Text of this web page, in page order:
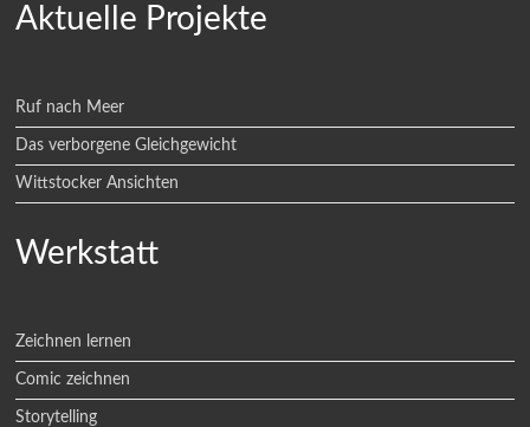
Aktuelle Projekte
Ruf nach Meer
Das verborgene Gleichgewicht
Wittstocker Ansichten
Werkstatt
Zeichnen lernen
Comic zeichnen
Storytelling